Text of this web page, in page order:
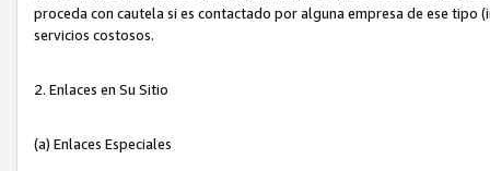
proceda con cautela si es contactado por alguna empresa de ese
servicios costosos.
2. Enlaces en Su Sitio
(a) Enlaces Especiales